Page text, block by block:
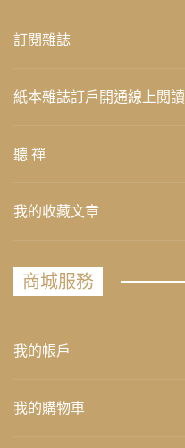
訂閱雜誌
紙本雜誌訂戶開通線上閱讀
聽 禪
我的收藏文章
商城服務
我的帳戶
我的購物車